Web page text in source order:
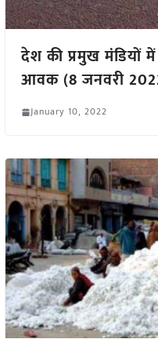
देश की प्रमुख मंडियों
आवक (8 जनवरी
January 10, 2022